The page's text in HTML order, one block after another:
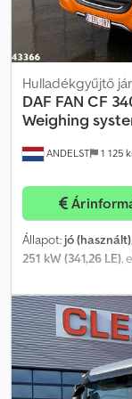
Súlyadatok Önsúly:
Megengedett
Esztétikai állapot:
ANDELST 1 125
Hulladékgyűjtő
DAF FAN CF
Weighing
Állapot: jó (használt)
251 kW (341,26 LE),
315/70 22.5,
nappali fülke,
felfüggesztés:acél-
év:2023, teljes
magasság:3 600
tengelyterhelés (1.